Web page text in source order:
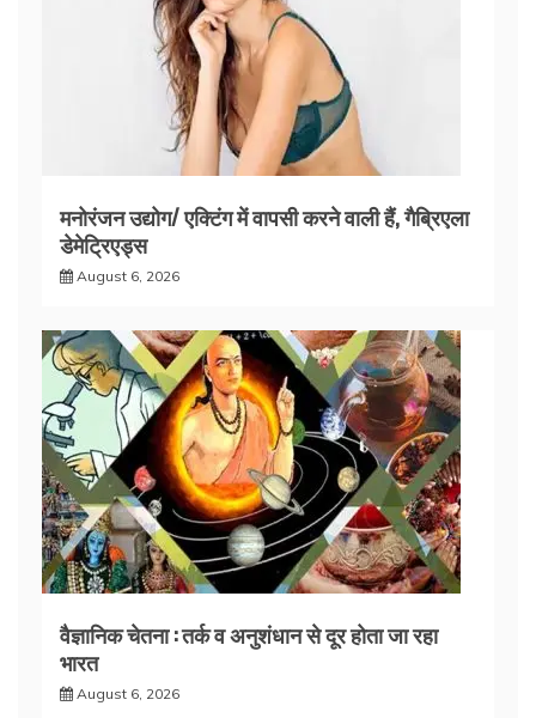
मनोरंजन उद्योग/ एक्टिंग में वापसी करने वाली हैं, गैब्रिएला
डेमेट्रिएड्स
August 6, 2026
वैज्ञानिक चेतना : तर्क व अनुशंधान से दूर होता जा रहा
भारत
August 6, 2026